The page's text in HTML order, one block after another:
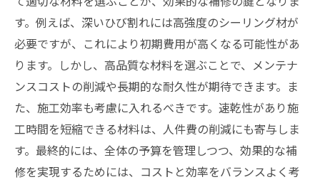
す。例えば、深いひび割れには高強度のシーリング材が
必要ですが、これにより初期費用が高くなる可能性があ
ります。しかし、高品質な材料を選ぶことで、メンテナ
ンスコストの削減や長期的な耐久性が期待できます。ま
た、施工効率も考慮に入れるべきです。速乾性があり施
工時間を短縮できる材料は、人件費の削減にも寄与しま
す。最終的には、全体の予算を管理しつつ、効果的な補
修を実現するためには、コストと効率をバランスよく考